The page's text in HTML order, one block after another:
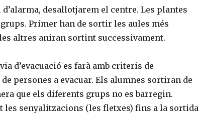
desallotjarem el centre. Les plantes
Primer han de sortir les aules més
altres aniran sortint successivament.
d’evacuació es farà amb criteris de
persones a evacuar. Els alumnes sortiran de
que els diferents grups no es barregin.
les senyalitzacions (les fletxes) fins a la sortida